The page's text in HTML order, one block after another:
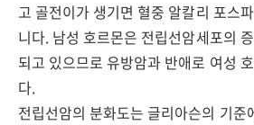
고 골전이가 생기면 혈중 알칼리 포스
니다. 남성 호르몬은 전립선암세포의
되고 있으므로 유방암과 반애로 여성
다.
전립선암의 분화도는 글리아슨의 기준